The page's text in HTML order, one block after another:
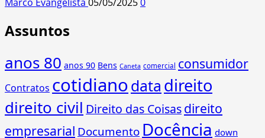
Marco Evangelista 05/05/20250
Assuntos
anos 80 anos 90 Bens Caneta comercial consumidor
Contratos cotidianodata direito
direito civil Direito das Coisasdireito
empresarial Documento Docência down